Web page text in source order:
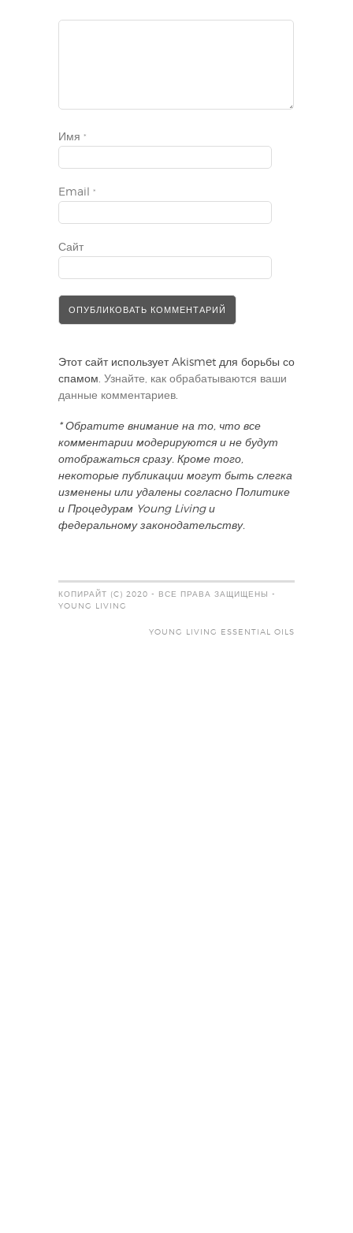
Имя *
Email *
Сайт
Этот сайт использует Akismet для борьбы со
спамом. Узнайте, как обрабатываются ваши
данные комментариев.
* Обратите внимание на то, что все
комментарии модерируются и не будут
отображаться сразу. Кроме того,
некоторые публикации могут быть слегка
изменены или удалены согласно Политике
и Процедурам Young Living и
федеральному законодательству.
КОПИРАЙТ (C) 2020 - ВСЕ ПРАВА ЗАЩИЩЕНЫ -
YOUNG LIVING
YOUNG LIVING ESSENTIAL OILS